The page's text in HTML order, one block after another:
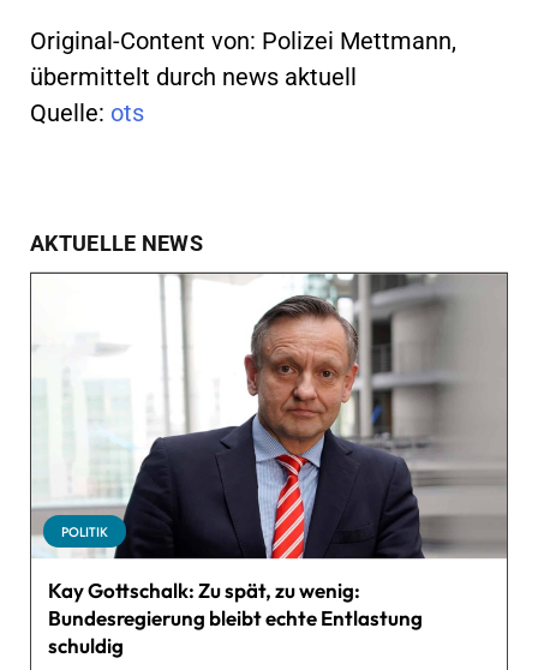
Original-Content von: Polizei Mettmann,
übermittelt durch news aktuell
Quelle: ots
AKTUELLE NEWS
POLITIK
Kay Gottschalk: Zu spät, zu wenig:
Bundesregierung bleibt echte Entlastung
schuldig